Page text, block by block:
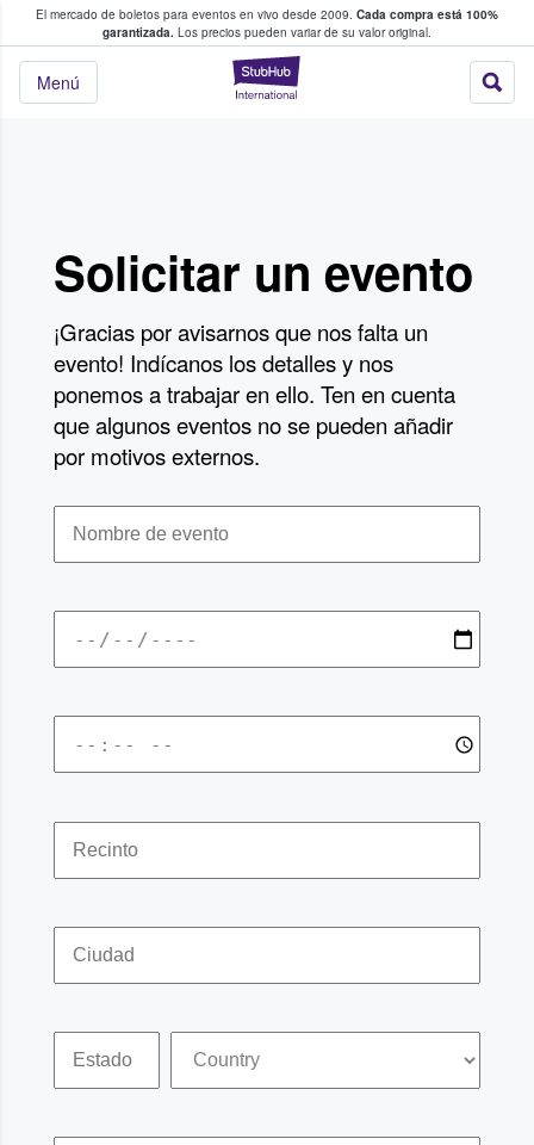
El mercado de boletos para eventos en vivo desde 2009. Cada compra está 100%
garantizada. Los precios pueden variar de su valor original.
StubHub: donde
Menú
fans compran y venden boletos
Solicitar un evento
¡Gracias por avisarnos que nos falta un
evento! Indícanos los detalles y nos
ponemos a trabajar en ello. Ten en cuenta
que algunos eventos no se pueden añadir
por motivos externos.